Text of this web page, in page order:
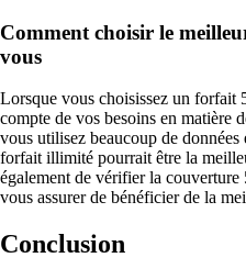
Comment choisir le
vous
Lorsque vous choisissez un forfait
compte de vos besoins en matière
vous utilisez beaucoup de
forfait illimité pourrait être la
également de vérifier la
vous assurer de bénéficier de la
Conclusion